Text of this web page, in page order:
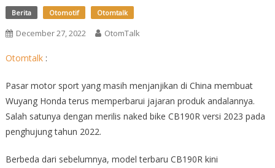
Berita Otomotif Otomtalk
December 27, 2022 OtomTalk
Otomtalk:
Pasar motor sport yang masih menjanjikan di China membuat
Wuyang Honda terus memperbarui jajaran produk andalannya.
Salah satunya dengan merilis naked bike CB190R versi 2023 pada
penghujung tahun 2022.
Berbeda dari sebelumnya, model terbaru CB190R kini